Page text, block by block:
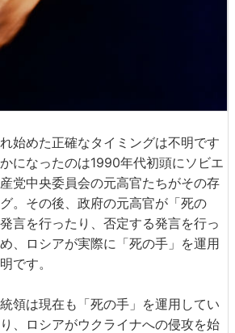
始めた正確なタイミングは不明です
になったのは1990年代初頭にソビエ
党中央委員会の元高官たちがその存
。その後、政府の元高官が「死の
言を行ったり、否定する発言を行っ
、ロシアが実際に「死の手」を運用
です。
領は現在も「死の手」を運用してい
、ロシアがウクライナへの侵攻を始